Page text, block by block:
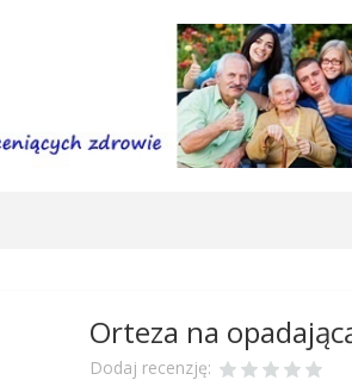
Orteza na
Dodaj recenzję: